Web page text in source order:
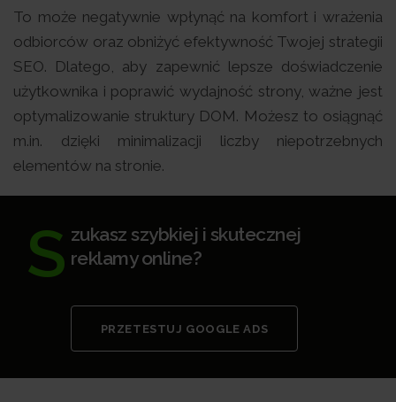
To może negatywnie wpłynąć na komfort i wrażenia
odbiorców oraz obniżyć efektywność Twojej strategii
SEO. Dlatego, aby zapewnić lepsze doświadczenie
użytkownika i poprawić wydajność strony, ważne jest
optymalizowanie struktury DOM. Możesz to osiągnąć
m.in. dzięki minimalizacji liczby niepotrzebnych
elementów na stronie.
S zukasz szybkiej i skutecznej
reklamy online?
PRZETESTUJ GOOGLE ADS